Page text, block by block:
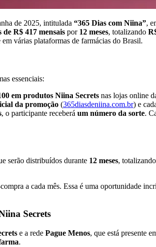
de 2025, intitulada “365 Dias com Niina”,
de R$ 417 mensais por 12 meses, totalizando
várias plataformas de farmácias do Brasil.
essenciais:
em produtos Niina Secrets nas lojas online
da promoção (365diasdeniina.com.br) e
, o participante receberá um número da sorte.
serão distribuídos durante 12 meses, totalizando
a cada mês. Essa é uma oportunidade
Secrets
e a rede Pague Menos, que está presente
.